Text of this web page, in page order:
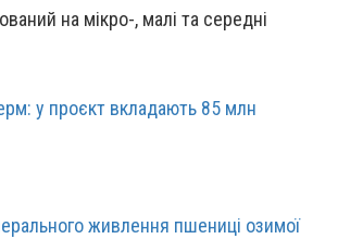
у проєкт вкладають 85 млн
живлення пшениці озимої